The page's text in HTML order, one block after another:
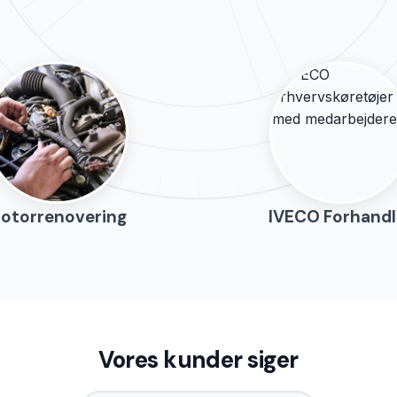
IVECO
Vores kunder siger